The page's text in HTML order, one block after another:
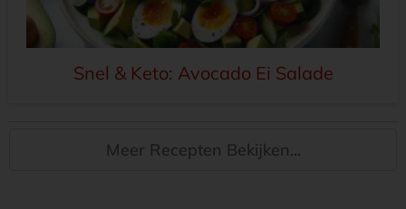
Snel & Keto: Avocado Ei Salade
Meer Recepten Bekijken...